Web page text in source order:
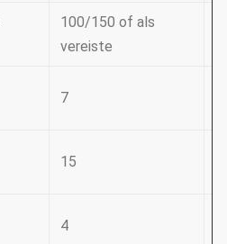
100/150 of als
vereiste
7
15
4